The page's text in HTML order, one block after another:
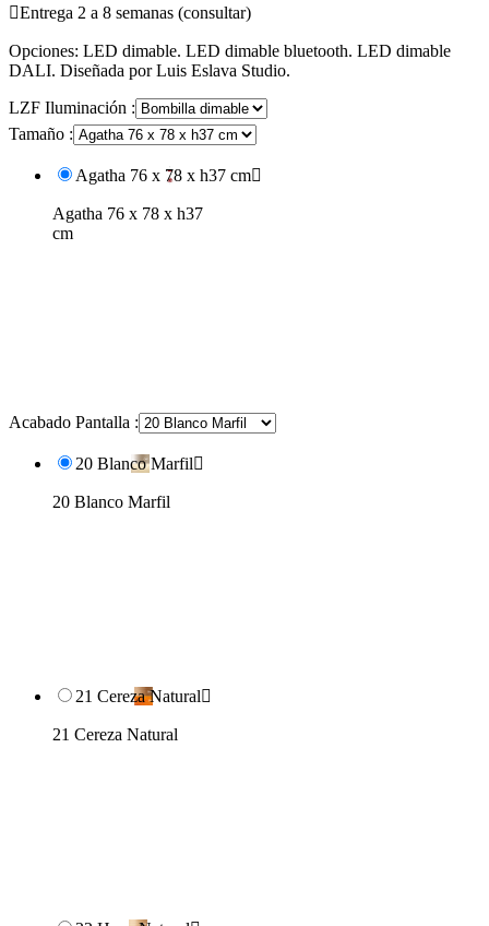
Entrega 2 a 8 semanas (consultar)
Opciones: LED dimable. LED dimable bluetooth. LED dimable
DALI. Diseñada por Luis Eslava Studio.
LZF Iluminación :
Tamaño :
Agatha 76 x 78 x h37 cm
Agatha 76 x 78 x h37
cm
Acabado Pantalla :
20 Blanco Marfil
20 Blanco Marfil
21 Cereza Natural
21 Cereza Natural